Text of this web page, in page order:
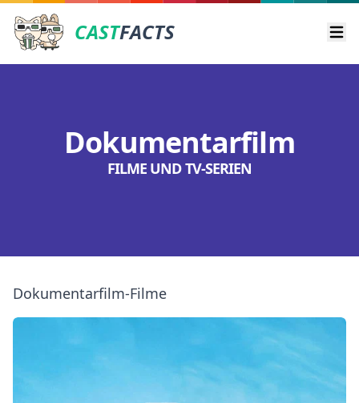
CASTFACTS
Dokumentarfilm
FILME UND TV-SERIEN
Dokumentarfilm-Filme